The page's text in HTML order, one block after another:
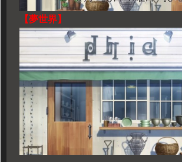
【夢世界】